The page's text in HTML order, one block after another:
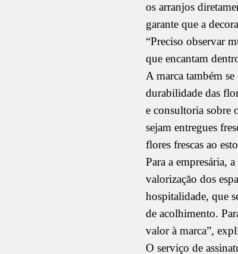
os arranjos
garante que a
“Preciso observar
que encantam
A marca também
durabilidade das
e consultoria sobre
sejam entregues
flores frescas ao
Para a empresária,
valorização dos
hospitalidade, que
de acolhimento.
valor à marca”,
O serviço de